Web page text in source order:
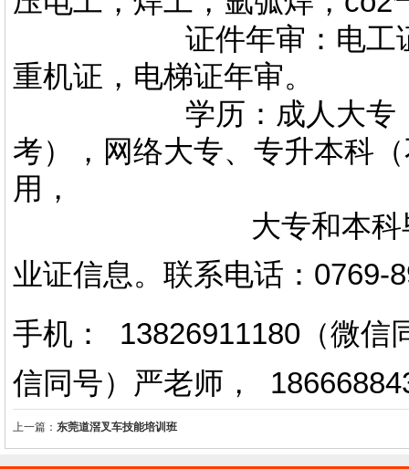
证件年审：电工证，
重机证，电梯证年审。
学历：成人大专，专
考），网络大专、专升本科
用，
大专和本科毕业证
业证信息。 联系电话 ： 0769-
手机： 13826911180（微信
信同号）严老师 ，
上一篇： 东莞道滘叉车技能培训班